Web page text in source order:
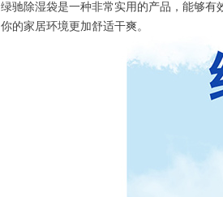
绿驰除湿袋是一种非常实用的产品，能够
你的家居环境更加舒适干爽。